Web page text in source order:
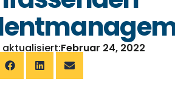
aktualisiert:Februar 24, 2022